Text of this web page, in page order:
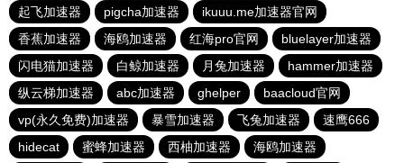
起飞加速器
pigcha加速器
ikuuu.me加速器官网
香蕉加速器
海鸥加速器 红海pro官网
bluelayer加速器
闪电猫加速器
白鲸加速器 月兔加速器
hammer加速器
纵云梯加速器
abc加速器 ghelper
baacloud官网
vp(永久免费)加速器
暴雪加速器 飞兔加速器
速鹰666
hidecat
蜜蜂加速器 西柚加速器 海鸥加速器